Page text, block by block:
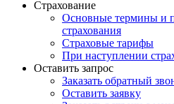
Страхование
Основные термины и
страхования
Страховые тарифы
При наступлении
Оставить запрос
Заказать обратный
Оставить заявку